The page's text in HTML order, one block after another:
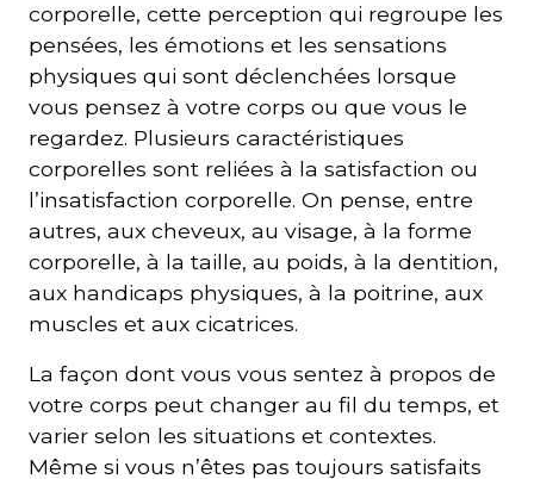
corporelle, cette perception qui regroupe les
pensées, les émotions et les sensations
physiques qui sont déclenchées lorsque
vous pensez à votre corps ou que vous le
regardez. Plusieurs caractéristiques
corporelles sont reliées à la satisfaction ou
l’insatisfaction corporelle. On pense, entre
autres, aux cheveux, au visage, à la forme
corporelle, à la taille, au poids, à la dentition,
aux handicaps physiques, à la poitrine, aux
muscles et aux cicatrices.
La façon dont vous vous sentez à propos de
votre corps peut changer au fil du temps, et
varier selon les situations et contextes.
Même si vous n’êtes pas toujours satisfaits